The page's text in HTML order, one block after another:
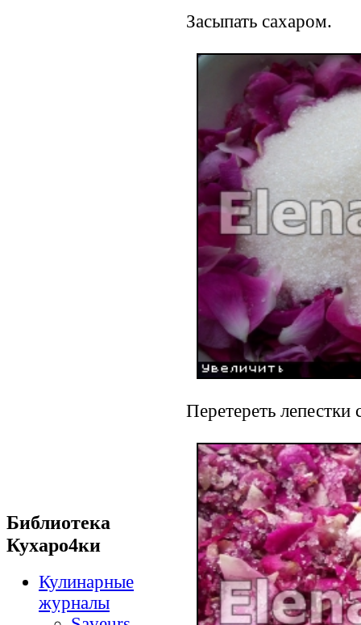
Библиотека
Кухаро4ки
Кулинарные
журналы
Засыпать сахаром.
Перетереть лепестки